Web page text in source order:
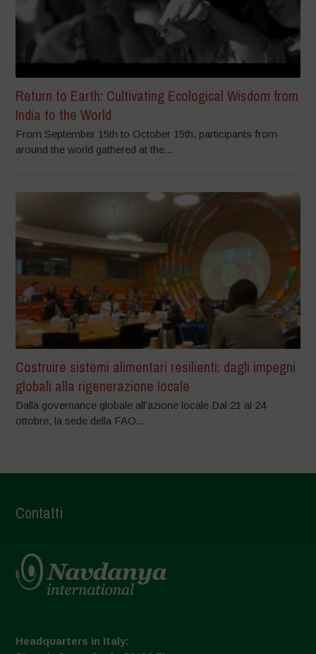
Return to Earth: Cultivating Ecological Wisdom from
India to the World
From September 15th to October 15th, participants from
around the world gathered at the...
Costruire sistemi alimentari resilienti: dagli impegni
globali alla rigenerazione locale
Dalla governance globale all’azione locale Dal 21 al 24
ottobre, la sede della FAO...
Contatti
Headquarters in Italy: